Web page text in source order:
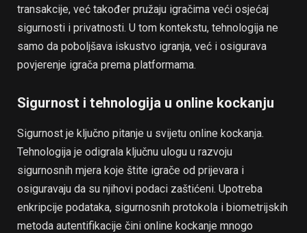
transakcije, već također pružaju igračima veći osjećaj
sigurnosti i privatnosti. U tom kontekstu, tehnologija ne
samo da poboljšava iskustvo igranja, već i osigurava
povjerenje igrača prema platformama.
Sigurnost i tehnologija u online kockanju
Sigurnost je ključno pitanje u svijetu online kockanja.
Tehnologija je odigrala ključnu ulogu u razvoju
sigurnosnih mjera koje štite igrače od prijevara i
osiguravaju da su njihovi podaci zaštićeni. Upotreba
enkripcije podataka, sigurnosnih protokola i biometrijskih
metoda autentifikacije čini online kockanje mnogo